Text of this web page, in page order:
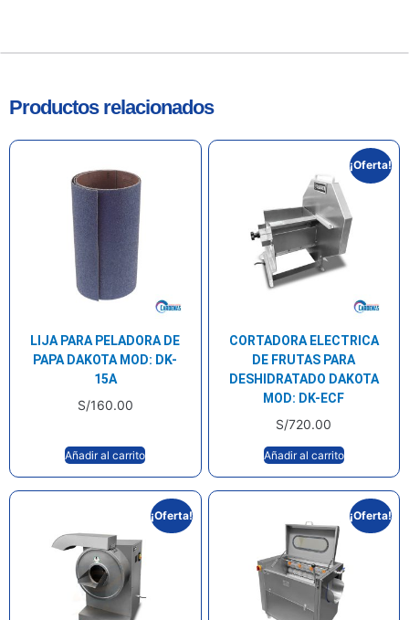
Productos relacionados
LIJA PARA PELADORA DE
PAPA DAKOTA MOD: DK-
15A
S/160.00
Añadir al carrito
¡Oferta!
CORTADORA ELECTRICA
DE FRUTAS PARA
DESHIDRATADO DAKOTA
MOD: DK-ECF
S/720.00
Añadir al carrito
¡Oferta! ¡Oferta!